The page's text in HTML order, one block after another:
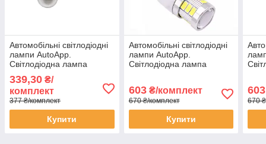
Автомобільні світлодіодні
лампи AutoApp.
Світлодіодна лампа
T10 3SMD/300LM 1,5 W
6000 K
339,30 ₴/
комплект
377 ₴/комплект
Купити
Автомобільні світлодіодні
лампи AutoApp.
Світлодіодна лампа
24V
603₴/комплект
670 ₴/комплект
Купити
603
670